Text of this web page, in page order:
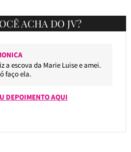
ACHA DO JV?
a escova da Marie Luise e amei.
faço ela.
DEPOIMENTO AQUI